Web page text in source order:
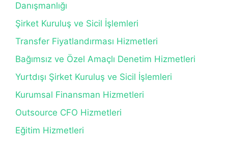
Danışmanlığı
Şirket Kuruluş ve Sicil İşlemleri
Transfer Fiyatlandırması Hizmetleri
Bağımsız ve Özel Amaçlı Denetim Hizmetleri
Yurtdışı Şirket Kuruluş ve Sicil İşlemleri
Kurumsal Finansman Hizmetleri
Outsource CFO Hizmetleri
Eğitim Hizmetleri